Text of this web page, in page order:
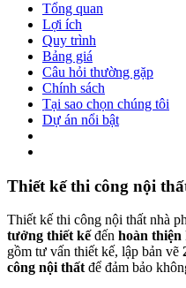
Tổng quan
Lợi ích
Quy trình
Bảng giá
Câu hỏi thường gặp
Chính sách
Tại sao chọn chúng tôi
Dự án nổi bật
Thiết kế thi công nội
Thiết kế thi công nội thất nhà
tưởng thiết kếđến hoàn thiện
gồm tư vấn thiết kế, lập bản vẽ
công nội thấtđể đảm bảo